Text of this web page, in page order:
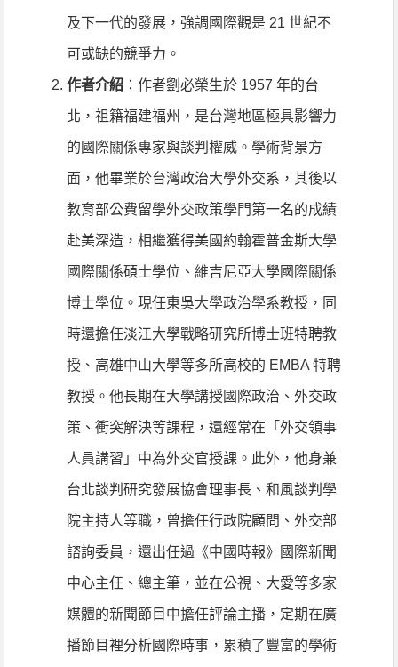
及下一代的發展，強調國際觀是 21 世紀不
可或缺的競爭力。
作者介紹 ：作者劉必榮生於 1957 年的台
北，祖籍福建福州，是台灣地區極具影響力
的國際關係專家與談判權威。學術背景方
面，他畢業於台灣政治大學外交系，其後以
教育部公費留學外交政策學門第一名的成績
赴美深造，相繼獲得美國約翰霍普金斯大學
國際關係碩士學位、維吉尼亞大學國際關係
博士學位。現任東吳大學政治學系教授，同
時還擔任淡江大學戰略研究所博士班特聘教
授、高雄中山大學等多所高校的 EMBA 特聘
教授。他長期在大學講授國際政治、外交政
策、衝突解決等課程，還經常在「外交領事
人員講習」中為外交官授課。此外，他身兼
台北談判研究發展協會理事長、和風談判學
院主持人等職，曾擔任行政院顧問、外交部
諮詢委員，還出任過《中國時報》國際新聞
中心主任、總主筆，並在公視、大愛等多家
媒體的新聞節目中擔任評論主播，定期在廣
播節目裡分析國際時事，累積了豐富的學術